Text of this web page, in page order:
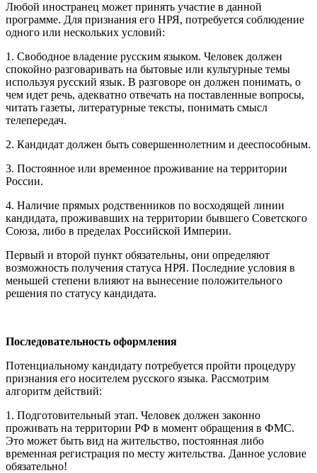
Любой иностранец может принять участие в данной
программе. Для признания его НРЯ, потребуется соблюдение
одного или нескольких условий:
1. Свободное владение русским языком. Человек должен
спокойно разговаривать на бытовые или культурные темы
используя русский язык. В разговоре он должен понимать, о
чем идет речь, адекватно отвечать на поставленные вопросы,
читать газеты, литературные тексты, понимать смысл
телепередач.
2. Кандидат должен быть совершеннолетним и дееспособным.
3. Постоянное или временное проживание на территории
России.
4. Наличие прямых родственников по восходящей линии
кандидата, проживавших на территории бывшего Советского
Союза, либо в пределах Российской Империи.
Первый и второй пункт обязательны, они определяют
возможность получения статуса НРЯ. Последние условия в
меньшей степени влияют на вынесение положительного
решения по статусу кандидата.
Последовательность оформления
Потенциальному кандидату потребуется пройти процедуру
признания его носителем русского языка. Рассмотрим
алгоритм действий:
1. Подготовительный этап. Человек должен законно
проживать на территории РФ в момент обращения в ФМС.
Это может быть вид на жительство, постоянная либо
временная регистрация по месту жительства. Данное условие
обязательно!